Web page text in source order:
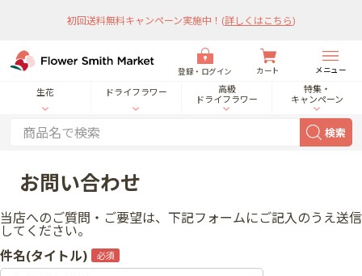
初回送料無料キャンペーン実施中！ (詳しくはこちら)
登録・ログイン カート メニュー
生花 ドライフラワー
高級
ドライフラワー
特集・
キャンペーン
検索
お問い合わせ
当店へのご質問・ご要望は、下記フォームにご記入のうえ送信
してください。
件名(タイトル)